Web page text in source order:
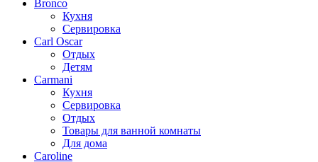
Bronco
Кухня
Сервировка
Carl Oscar
Отдых
Детям
Carmani
Кухня
Сервировка
Отдых
Товары для ванной комнаты
Для дома
Caroline